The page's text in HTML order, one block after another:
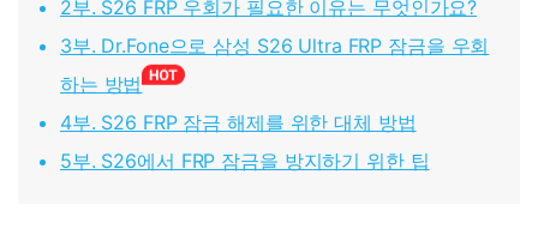
2부. S26 FRP 우회가 필요한 이유는 무엇인가요?
3부. Dr.Fone으로 삼성 S26 Ultra FRP 잠금을 우회
하는 방법
4부. S26 FRP 잠금 해제를 위한 대체 방법
5부. S26에서 FRP 잠금을 방지하기 위한 팁